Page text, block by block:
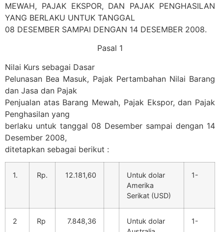
MEWAH, PAJAK EKSPOR, DAN PAJAK PENGHASILAN
YANG BERLAKU UNTUK TANGGAL
08 DESEMBER SAMPAI DENGAN 14 DESEMBER 2008.
Pasal 1
Nilai Kurs sebagai Dasar
Pelunasan Bea Masuk, Pajak Pertambahan Nilai Barang
dan Jasa dan Pajak
Penjualan atas Barang Mewah, Pajak Ekspor, dan Pajak
Penghasilan yang
berlaku untuk tanggal 08 Desember sampai dengan 14
Desember 2008,
ditetapkan sebagai berikut :
1. Rp. 12.181,60
Untuk dolar
Amerika
Serikat (USD)
1-
2 Rp 7.848,36
Untuk dolar
1-